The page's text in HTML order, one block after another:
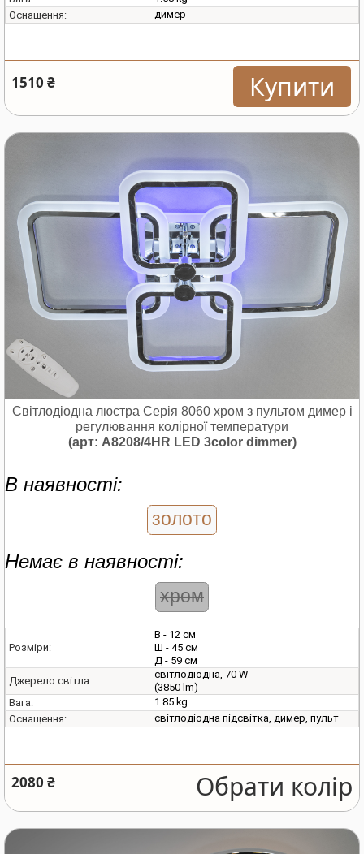
Оснащення:
димер
1510 ₴ Купити
Світлодіодна люстра Серія 8060 хром з пультом димер і
регулювання колірної температури
(арт: A8208/4HR LED 3color dimmer)
В наявності:
золото
Немає в наявності:
хром
Розміри:
В - 12 см
Ш - 45 см
Д - 59 см
Джерело світла:
світлодіодна, 70 W
(3850 lm)
Вага:
1.85 kg
Оснащення:
світлодіодна підсвітка, димер, пульт
2080 ₴ Обрати колір